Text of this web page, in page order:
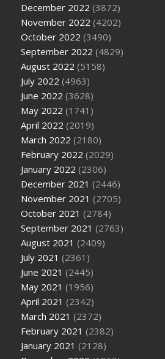
December 2022 (3872)
November 2022 (4202)
October 2022 (3490)
September 2022 (4829)
August 2022 (5158)
July 2022 (4963)
June 2022 (3628)
May 2022 (1741)
April 2022 (2019)
March 2022 (2180)
February 2022 (2029)
January 2022 (2306)
December 2021 (2446)
November 2021 (2705)
October 2021 (2784)
September 2021 (2763)
August 2021 (2409)
July 2021 (2361)
June 2021 (2445)
May 2021 (1956)
April 2021 (2342)
March 2021 (2372)
February 2021 (2382)
January 2021 (2128)